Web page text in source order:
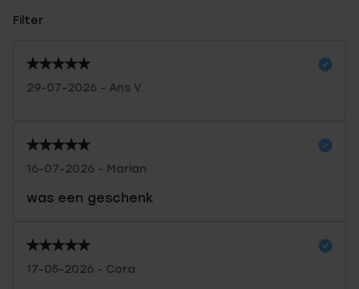
Filter
29-07-2026 - Ans V.
16-07-2026 - Marian
was een geschenk
17-05-2026 - Cora